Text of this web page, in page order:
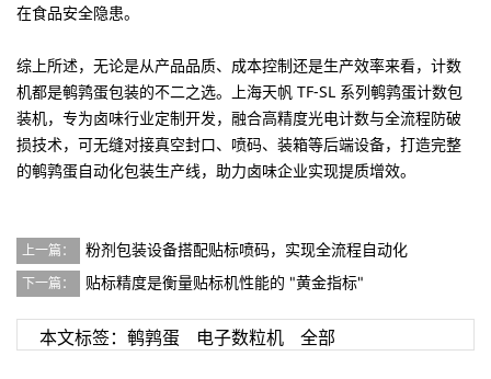
在食品安全隐患。
综上所述，无论是从产品品质、成本控制还是生产效率来看，计数
机都是鹌鹑蛋包装的不二之选。上海天帆 TF-SL 系列鹌鹑蛋计数包
装机，专为卤味行业定制开发，融合高精度光电计数与全流程防破
损技术，可无缝对接真空封口、喷码、装箱等后端设备，打造完整
的鹌鹑蛋自动化包装生产线，助力卤味企业实现提质增效。
上一篇： 粉剂包装设备搭配贴标喷码，实现全流程自动化
下一篇： 贴标精度是衡量贴标机性能的 "黄金指标"
本文标签： 鹌鹑蛋 电子数粒机 全部